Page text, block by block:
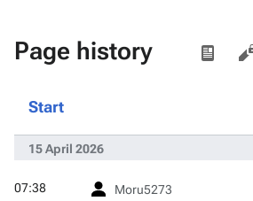
Page history Views
Start
15 April 2026
Moru5273
07:38